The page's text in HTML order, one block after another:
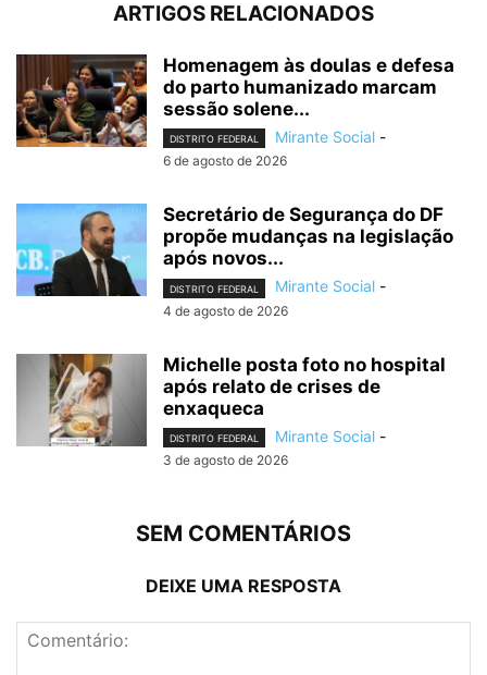
ARTIGOS RELACIONADOS
Homenagem às doulas e defesa
do parto humanizado marcam
sessão solene...
DISTRITO FEDERAL Mirante Social -
6 de agosto de 2026
Secretário de Segurança do DF
propõe mudanças na legislação
após novos...
DISTRITO FEDERAL Mirante Social -
4 de agosto de 2026
Michelle posta foto no hospital
após relato de crises de
enxaqueca
DISTRITO FEDERAL Mirante Social -
3 de agosto de 2026
SEM COMENTÁRIOS
DEIXE UMA RESPOSTA